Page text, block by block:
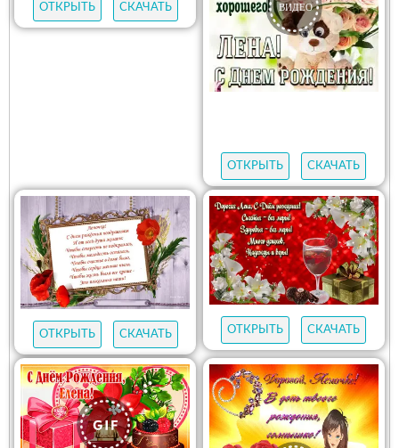
ОТКРЫТЬ СКАЧАТЬ
ОТКРЫТЬ СКАЧАТЬ
ОТКРЫТЬ СКАЧАТЬ ОТКРЫТЬ СКАЧАТЬ